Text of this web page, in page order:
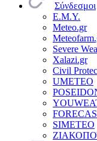
Σύνδεσμοι
Ε.Μ.Υ.
Meteo.gr
Severe
Xalazi.gr
Civil
UMETEO
SIMETEO